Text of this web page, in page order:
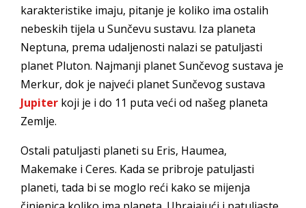
karakteristike imaju, pitanje je koliko ima ostalih
nebeskih tijela u Sunčevu sustavu. Iza planeta
Neptuna, prema udaljenosti nalazi se patuljasti
planet Pluton. Najmanji planet Sunčevog sustava je
Merkur, dok je najveći planet Sunčevog sustava
Jupiter koji je i do 11 puta veći od našeg planeta
Zemlje.
Ostali patuljasti planeti su Eris, Haumea,
Makemake i Ceres. Kada se pribroje patuljasti
planeti, tada bi se moglo reći kako se mijenja